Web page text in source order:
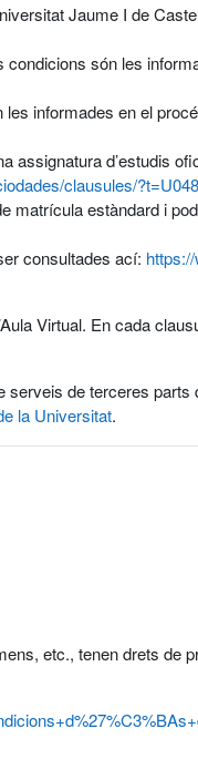
Jaume I de
són les
informades en el
assignatura d’estudis
clausules/?t=U048
matrícula estàndard i
consultades ací:
Virtual. En cada
de terceres
la Universitat.
etc., tenen drets de